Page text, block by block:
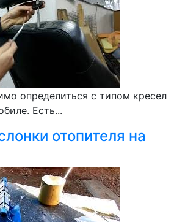
определиться с типом кресел
Есть...
отопителя на